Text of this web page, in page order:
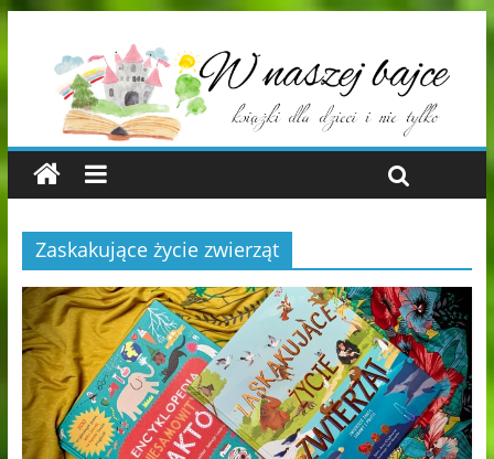
Zaskakujące życie zwierząt